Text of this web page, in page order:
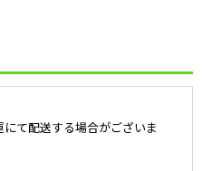
て配送する場合がございま